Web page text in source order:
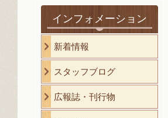
インフォメーション
新着情報
スタッフブログ
広報誌・刊行物